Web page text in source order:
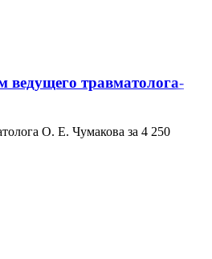
ведущего травматолога-
О. Е. Чумакова за 4 250